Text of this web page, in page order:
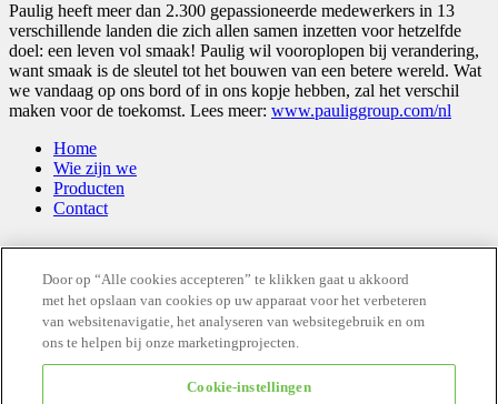
Paulig heeft meer dan 2.300 gepassioneerde medewerkers in 13
verschillende landen die zich allen samen inzetten voor hetzelfde
doel: een leven vol smaak! Paulig wil vooroplopen bij verandering,
want smaak is de sleutel tot het bouwen van een betere wereld. Wat
we vandaag op ons bord of in ons kopje hebben, zal het verschil
maken voor de toekomst. Lees meer: www.pauliggroup.com/nl
Home
Wie zijn we
Producten
Contact
Stay tuned and follow us
Door op “Alle cookies accepteren” te klikken gaat u akkoord
met het opslaan van cookies op uw apparaat voor het verbeteren
van websitenavigatie, het analyseren van websitegebruik en om
ons te helpen bij onze marketingprojecten.
Cookie-instellingen